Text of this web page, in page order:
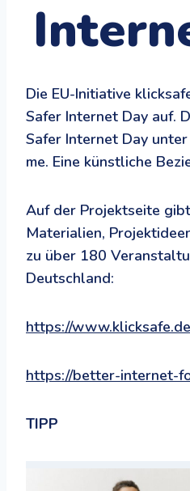
Die EU-Initiative
Safer Internet Day auf.
Safer Internet Day
me. Eine künstliche
Auf der Projektseite
Materialien,
zu über 180
Deutschland:
https://
https://better-internet-
TIPP